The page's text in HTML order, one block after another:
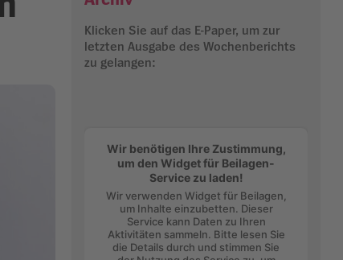
Klicken Sie auf das E-Paper, um zur
letzten Ausgabe des Wochenberichts
zu gelangen:
Wir benötigen Ihre Zustimmung,
um den Widget für Beilagen-
Service zu laden!
Wir verwenden Widget für Beilagen,
um Inhalte einzubetten. Dieser
Service kann Daten zu Ihren
Aktivitäten sammeln. Bitte lesen Sie
die Details durch und stimmen Sie